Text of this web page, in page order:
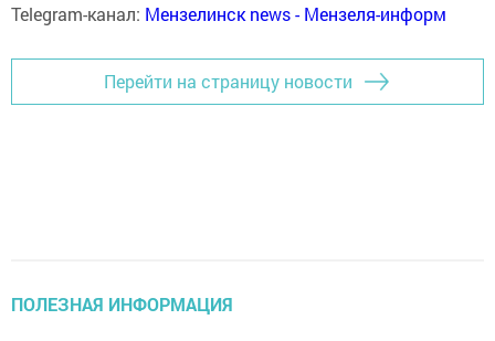
Telegram-канал: Мензелинск news - Мензеля-информ
Перейти на страницу новости
ПОЛЕЗНАЯ ИНФОРМАЦИЯ